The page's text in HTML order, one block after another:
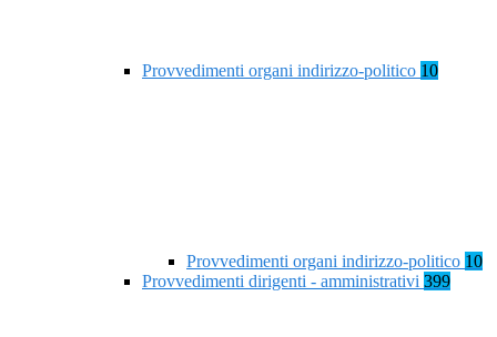
Provvedimenti organi indirizzo-politico 10
Provvedimenti organi indirizzo-politico 10
Provvedimenti dirigenti - amministrativi 399